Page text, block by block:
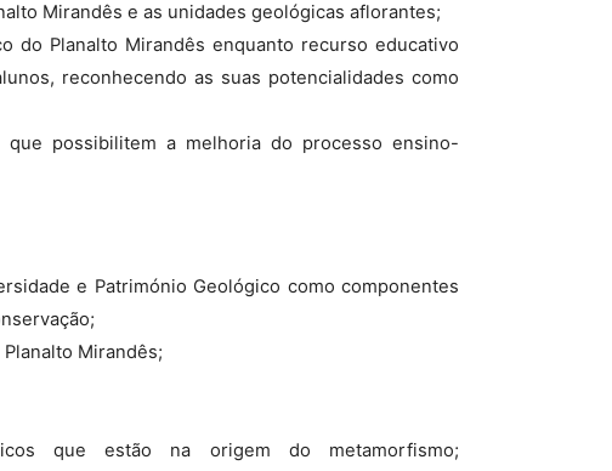
Mirandês e as unidades geológicas aflorantes;
do Planalto Mirandês enquanto recurso educativo
reconhecendo as suas potencialidades como
possibilitem a melhoria do processo ensino-
e Património Geológico como componentes
Mirandês;
que estão na origem do metamorfismo;